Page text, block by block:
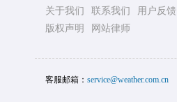
关于我们 联系我们
用户反馈
版权声明
网站律师
客服邮箱： service@weather.com.cn